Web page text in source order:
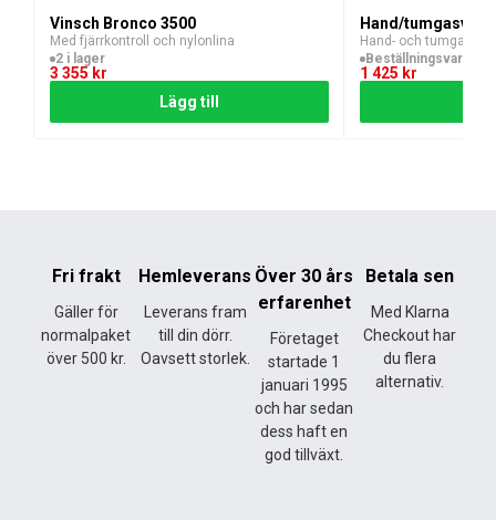
Vinsch Bronco 3500
Med fjärrkontroll och nylonlina
2 i lager
3 355 kr
Lägg till
Hand/
Hand- och tumgas i
Beställningsvara
1 425 kr
Fri frakt
Gäller för
normalpaket
över 500 kr.
Hemleverans
Leverans fram
till din dörr.
Oavsett storlek.
Över 30 års
erfarenhet
Företaget
startade 1
januari 1995
och har sedan
dess haft en
god tillväxt.
Betala sen
Med Klarna
Checkout har
du flera
alternativ.